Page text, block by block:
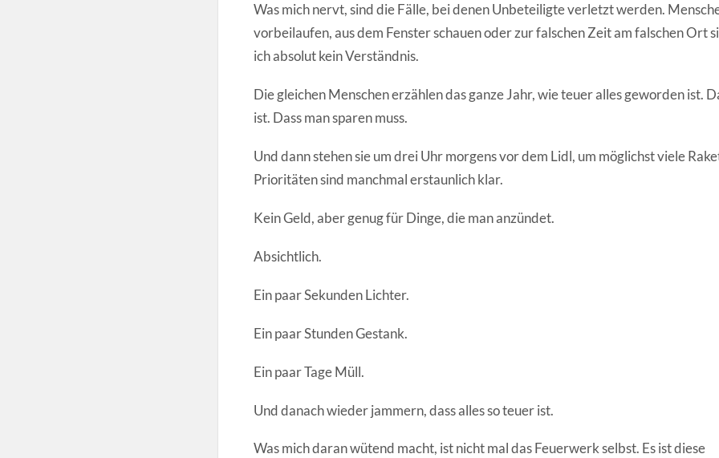
Was mich nervt, sind die Fälle, bei denen Unbeteiligte verletzt werden.
vorbeilaufen, aus dem Fenster schauen oder zur falschen Zeit am falschen Ort
ich absolut kein Verständnis.
Die gleichen Menschen erzählen das ganze Jahr, wie teuer alles geworden ist.
ist. Dass man sparen muss.
Und dann stehen sie um drei Uhr morgens vor dem Lidl, um möglichst viele
Prioritäten sind manchmal erstaunlich klar.
Kein Geld, aber genug für Dinge, die man anzündet.
Absichtlich.
Ein paar Sekunden Lichter.
Ein paar Stunden Gestank.
Ein paar Tage Müll.
Und danach wieder jammern, dass alles so teuer ist.
Was mich daran wütend macht, ist nicht mal das Feuerwerk selbst. Es ist diese